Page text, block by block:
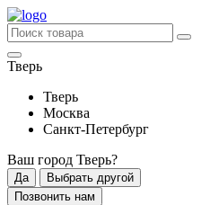
Тверь
Тверь
Москва
Санкт-Петербург
Ваш город Тверь?
Да
Выбрать другой
Позвонить нам